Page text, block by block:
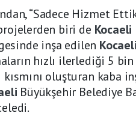
“Sadece Hizmet
biri de Kocaeli
inşa edilen Kocaeli
hızlı ilerlediği 5
oluşturan kaba
Büyükşehir Belediye